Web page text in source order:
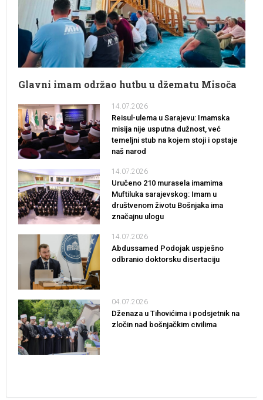
Glavni imam održao hutbu u džematu Misoča
14.07.2026
Reisul-ulema u Sarajevu: Imamska
misija nije usputna dužnost, već
temeljni stub na kojem stoji i opstaje
naš narod
14.07.2026
Uručeno 210 murasela imamima
Muftiluka sarajevskog: Imam u
društvenom životu Bošnjaka ima
značajnu ulogu
14.07.2026
Abdussamed Podojak uspješno
odbranio doktorsku disertaciju
04.07.2026
Dženaza u Tihovićima i podsjetnik na
zločin nad bošnjačkim civilima